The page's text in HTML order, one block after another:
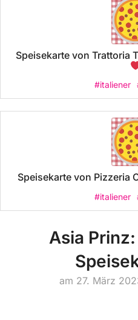
Speisekarte von Trattoria
#italiener
Speisekarte von Pizzeria
#italiener
Asia
am 27. März